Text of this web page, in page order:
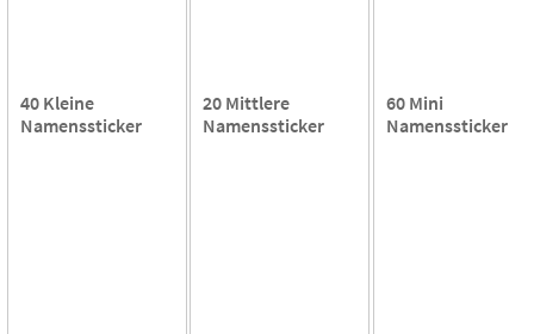
40 Kleine
Namenssticker
20 Mittlere
Namenssticker
60 Mini
Namenssticker